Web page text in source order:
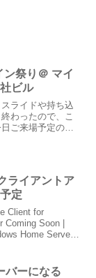
祭り＠ マイ
ビル
ライドや持ち込
わったので、こ
ご来場予定の皆
ライアントア
定
Client for
Soon |
Home Server
バーになる